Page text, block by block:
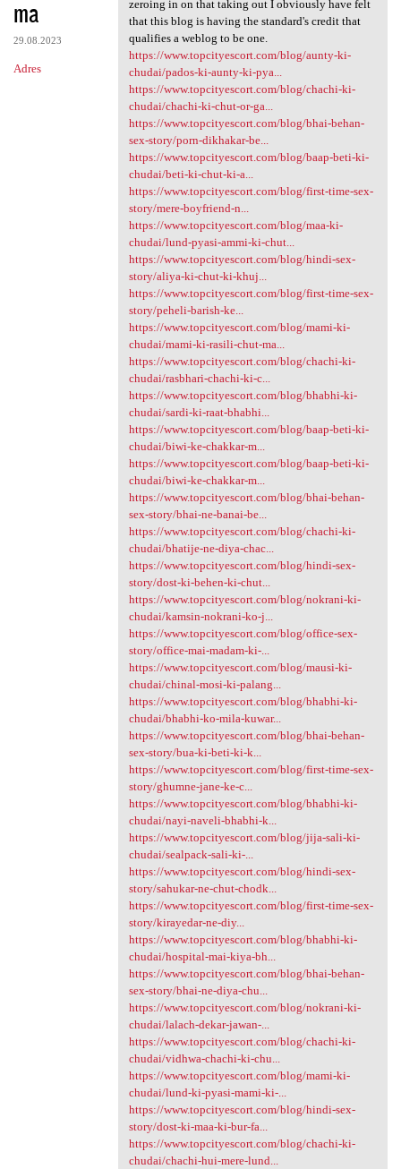
ma
29.08.2023
Adres
zeroing in on that taking out I obviously have felt
that this blog is having the standard's credit that
qualifies a weblog to be one.
https://www.topcityescort.com/blog/aunty-ki-
chudai/pados-ki-aunty-ki-pya...
https://www.topcityescort.com/blog/chachi-ki-
chudai/chachi-ki-chut-or-ga...
https://www.topcityescort.com/blog/bhai-behan-
sex-story/porn-dikhakar-be...
https://www.topcityescort.com/blog/baap-beti-ki-
chudai/beti-ki-chut-ki-a...
https://www.topcityescort.com/blog/first-time-sex-
story/mere-boyfriend-n...
https://www.topcityescort.com/blog/maa-ki-
chudai/lund-pyasi-ammi-ki-chut...
https://www.topcityescort.com/blog/hindi-sex-
story/aliya-ki-chut-ki-khuj...
https://www.topcityescort.com/blog/first-time-sex-
story/peheli-barish-ke...
https://www.topcityescort.com/blog/mami-ki-
chudai/mami-ki-rasili-chut-ma...
https://www.topcityescort.com/blog/chachi-ki-
chudai/rasbhari-chachi-ki-c...
https://www.topcityescort.com/blog/bhabhi-ki-
chudai/sardi-ki-raat-bhabhi...
https://www.topcityescort.com/blog/baap-beti-ki-
chudai/biwi-ke-chakkar-m...
https://www.topcityescort.com/blog/baap-beti-ki-
chudai/biwi-ke-chakkar-m...
https://www.topcityescort.com/blog/bhai-behan-
sex-story/bhai-ne-banai-be...
https://www.topcityescort.com/blog/chachi-ki-
chudai/bhatije-ne-diya-chac...
https://www.topcityescort.com/blog/hindi-sex-
story/dost-ki-behen-ki-chut...
https://www.topcityescort.com/blog/nokrani-ki-
chudai/kamsin-nokrani-ko-j...
https://www.topcityescort.com/blog/office-sex-
story/office-mai-madam-ki-...
https://www.topcityescort.com/blog/mausi-ki-
chudai/chinal-mosi-ki-palang...
https://www.topcityescort.com/blog/bhabhi-ki-
chudai/bhabhi-ko-mila-kuwar...
https://www.topcityescort.com/blog/bhai-behan-
sex-story/bua-ki-beti-ki-k...
https://www.topcityescort.com/blog/first-time-sex-
story/ghumne-jane-ke-c...
https://www.topcityescort.com/blog/bhabhi-ki-
chudai/nayi-naveli-bhabhi-k...
https://www.topcityescort.com/blog/jija-sali-ki-
chudai/sealpack-sali-ki-...
https://www.topcityescort.com/blog/hindi-sex-
story/sahukar-ne-chut-chodk...
https://www.topcityescort.com/blog/first-time-sex-
story/kirayedar-ne-diy...
https://www.topcityescort.com/blog/bhabhi-ki-
chudai/hospital-mai-kiya-bh...
https://www.topcityescort.com/blog/bhai-behan-
sex-story/bhai-ne-diya-chu...
https://www.topcityescort.com/blog/nokrani-ki-
chudai/lalach-dekar-jawan-...
https://www.topcityescort.com/blog/chachi-ki-
chudai/vidhwa-chachi-ki-chu...
https://www.topcityescort.com/blog/mami-ki-
chudai/lund-ki-pyasi-mami-ki-...
https://www.topcityescort.com/blog/hindi-sex-
story/dost-ki-maa-ki-bur-fa...
https://www.topcityescort.com/blog/chachi-ki-
chudai/chachi-hui-mere-lund...